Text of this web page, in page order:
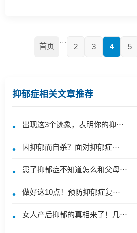
首页 ···
2 3 4 5
抑郁症相关文章推荐
出现这3个迹象，表明你的抑···
因抑郁而自杀？​面对抑郁症···
患了抑郁症不知道怎么和父母···
做好这10点！预防抑郁症复···
女人产后抑郁的真相来了！几···